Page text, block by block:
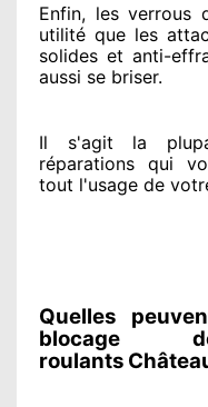
Enfin, les verrous
utilité que les
solides et anti-
aussi se briser.
Il s'agit la
réparations qui
tout l'usage de
Quelles
blocage
roulants